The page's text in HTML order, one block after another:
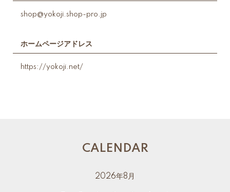
shop@yokoji.shop-pro.jp
ホームページアドレス
https://yokoji.net/
CALENDAR
2026年8月